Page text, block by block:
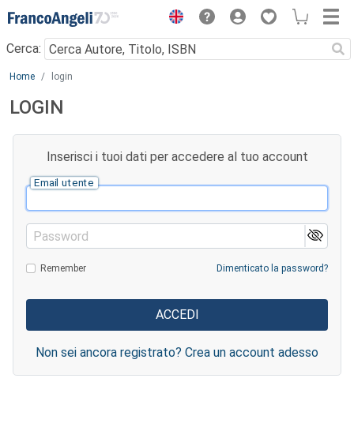
Menu
Cerca:
Main content
Home login
LOGIN
Inserisci i tuoi dati per accedere al tuo account
Email utente
Password
Remember Dimenticato la password?
Non sei ancora registrato? Crea un account adesso